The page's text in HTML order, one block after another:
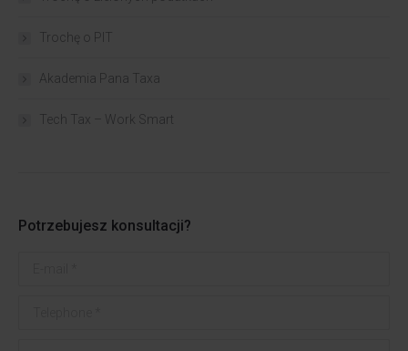
Trochę o PIT
Akademia Pana Taxa
Tech Tax – Work Smart
Potrzebujesz konsultacji?